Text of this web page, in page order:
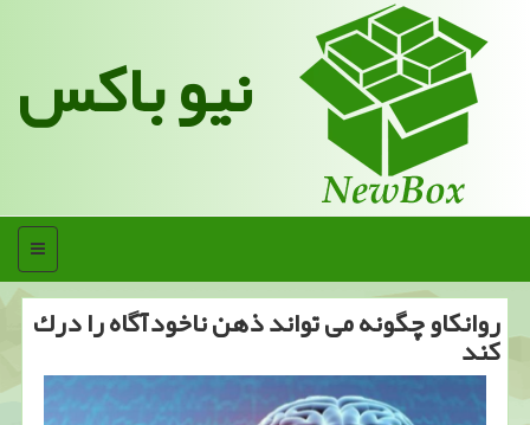
نیو باکس
منو
روانكاو چگونه می تواند ذهن ناخودآگاه را درك
كند